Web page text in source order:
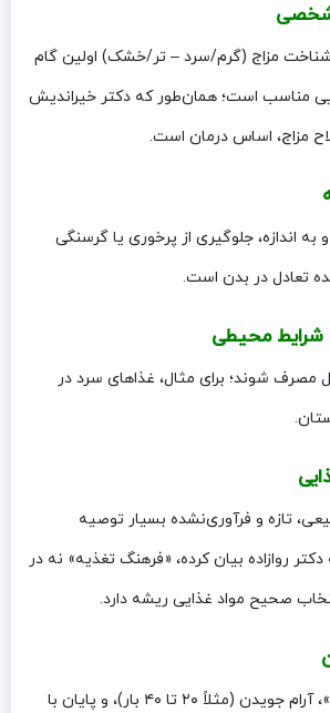
مزاج (گرم/سرد – تر/خشک) اولین گام
مناسب است؛ همان‌طور که دکتر خیراندیش
مزاج، اساس درمان است.
اندازه، جلوگیری از پرخوری یا گرسنگی
تعادل در بدن است.
مصرف شوند؛ برای مثال، غذاهای سرد در
تازه و فرآوری‌نشده بسیار توصیه
روازاده بیان کرده، «فرهنگ تغذیه» نه در
صحیح مواد غذایی ریشه دارد.
آغاز وعده با «بسم‌الله»، آرام جویدن (مثلاً ۲۰ تا ۴۰ بار)، و پایان با